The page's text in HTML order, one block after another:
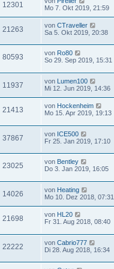
12301
Mo 7. Okt 2019, 21:59
21263 von CTraveller
Sa 5. Okt 2019, 20:38
80593 von Ro80
So 29. Sep 2019, 15:31
11937 von Lumen100
Mi 12. Jun 2019, 14:36
21413 von Hockenheim
Mo 15. Apr 2019, 19:13
37867 von ICE500
Fr 25. Jan 2019, 17:10
23025 von Bentley
Do 3. Jan 2019, 16:05
14026 von Heating
Mo 10. Dez 2018, 07:31
21698 von HL20
Fr 31. Aug 2018, 08:40
22222 von Cabrio777
Di 28. Aug 2018, 16:34